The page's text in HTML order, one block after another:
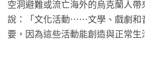
空洞避難或流亡海外的烏克蘭人
說：「文化活動⋯⋯文學、戲劇和
要，因為這些活動能創造與正常生